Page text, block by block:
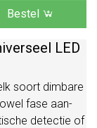
Bestel
LED
soort dimbare
fase aan-
detectie of